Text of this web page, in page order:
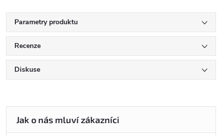
Parametry produktu
Recenze
Diskuse